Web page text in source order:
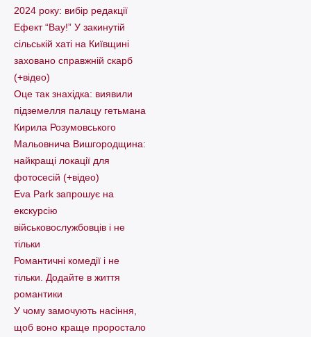
2024 року: вибір редакції
Ефект “Вау!” У закинутій
сільській хаті на Київщині
заховано справжній скарб
(+відео)
Оце так знахідка: виявили
підземелля палацу гетьмана
Кирила Розумовського
Мальовнича Вишгородщина:
найкращі локації для
фотосесій (+відео)
Eva Park запрошує на
екскурсію
військовослужбовців і не
тільки
Романтичні комедії і не
тільки. Додайте в життя
романтики
У чому замочують насіння,
щоб воно краще проростало